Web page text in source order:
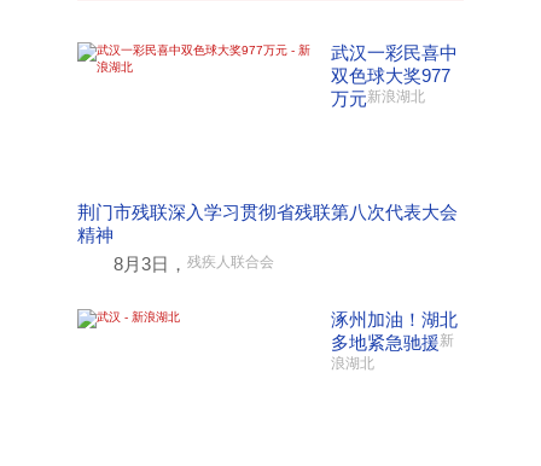
武汉一彩民喜中
双色球大奖977
万元新浪湖北
荆门市残联深入学习贯彻省残联第八次代表大会
精神
8月3日， 残疾人联合会
涿州加油！湖北
多地紧急驰援新
浪湖北